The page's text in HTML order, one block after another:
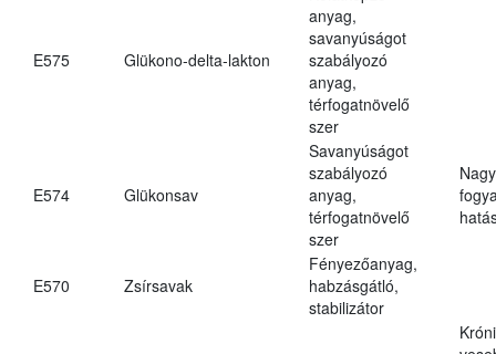
E575 Glükono-delta-lakton
anyag,
savanyúságot
szabályozó
anyag,
térfogatnövelő
szer
E574 Glükonsav
Savanyúságot
szabályozó
anyag,
térfogatnövelő
szer
E570 Zsírsavak
Fényezőanyag,
habzásgátló,
stabilizátor